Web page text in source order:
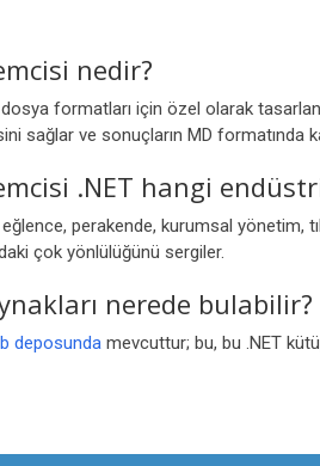
nedir?
formatları için özel olarak
sağlar ve sonuçların MD
.NET hangi
perakende, kurumsal yönetim,
çok yönlülüğünü sergiler.
nerede bulabilir?
deposunda mevcuttur; bu, bu .NET